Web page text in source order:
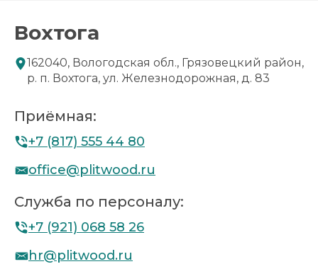
Вохтога
162040, Вологодская обл., Грязовецкий район,
р. п. Вохтога, ул. Железнодорожная, д. 83
Приёмная:
+7 (817) 555 44 80
office@plitwood.ru
Служба по персоналу:
+7 (921) 068 58 26
hr@plitwood.ru